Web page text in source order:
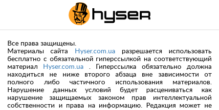
Все права защищены.
Материалы сайта
Hyser.com.ua разрешается использовать
бесплатно с обязательной гиперссылкой на соответствующий
материал
Hyser.com.ua . Гиперссылка обязательно должна
находиться не ниже второго абзаца вне зависимости от
полного либо частичного использования материалов.
Нарушение данных условий будет расцениваться как
нарушение защищаемых законом прав интеллектуальной
собственности и права на информацию. Редакция может не